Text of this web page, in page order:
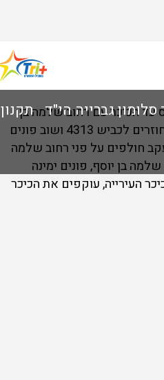
גברייה הי"ד תקנוןעד הכיכר עם רחוב שלמה בן
יוסף, רצים עד כביש 4313 ופונים ימינה ( לכיוון צפון ) עד רחוב נעמי שמר, פונים ימינה בכיכר הראשונה מבצעים פרסה וחוזרים לכביש 4313 ושוב פונים
חולפים על פני רחוב שלמה
לבית הספר ע"ש יוהנה ז'בוטינסקי, מבצעים פרסה וחוזרים על כביש 4313 עד רחוב שלמה בן יוסף, פונים ימינה
העירייה, עוקפים את הכיכר